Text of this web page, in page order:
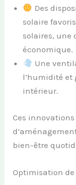
Des
solaire
solaires, une
économique.
Une
l’humidité et
intérieur.
Ces
bien-être
Optimisation de